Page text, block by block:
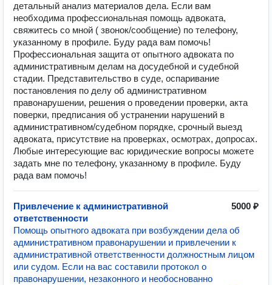
детальный анализ материалов дела. Если вам
необходима профессиональная помощь адвоката,
свяжитесь со мной ( звонок/сообщение) по телефону,
указанному в профиле. Буду рада вам помочь!
Профессиональная защита от опытного адвоката по
административным делам на досудебной и судебной
стадии. Представительство в суде, оспаривание
постановления по делу об административном
правонарушении, решения о проведении проверки, акта
поверки, предписания об устранении нарушений в
административном/судебном порядке, срочный выезд
адвоката, присутствие на проверках, осмотрах, допросах.
Любые интересующие вас юридические вопросы можете
задать мне по телефону, указанному в профиле. Буду
рада вам помочь!
Привлечение к административной
ответственности
5000 ₽
Помощь опытного адвоката при возбуждении дела об
административном правонарушении и привлечении к
административной ответственности должностным лицом
или судом. Если на вас составили протокол о
правонарушении, незаконного и необоснованно